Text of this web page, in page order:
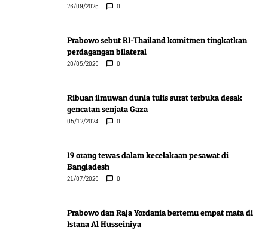
26/09/2025 0
Prabowo sebut RI-Thailand komitmen tingkatkan
perdagangan bilateral
20/05/2025 0
Ribuan ilmuwan dunia tulis surat terbuka desak
gencatan senjata Gaza
05/12/2024 0
19 orang tewas dalam kecelakaan pesawat di
Bangladesh
21/07/2025 0
Prabowo dan Raja Yordania bertemu empat mata di
Istana Al Husseiniya